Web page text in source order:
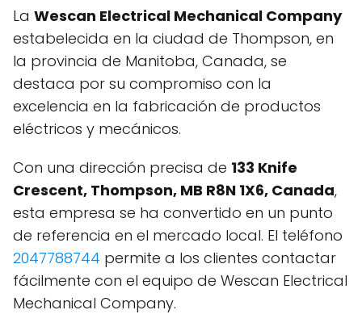
La Wescan Electrical Mechanical Company
estabelecida en la ciudad de Thompson, en
la provincia de Manitoba, Canada, se
destaca por su compromiso con la
excelencia en la fabricación de productos
eléctricos y mecánicos.
Con una dirección precisa de 133 Knife
Crescent, Thompson, MB R8N 1X6, Canada,
esta empresa se ha convertido en un punto
de referencia en el mercado local. El teléfono
2047788744 permite a los clientes contactar
fácilmente con el equipo de Wescan Electrical
Mechanical Company.